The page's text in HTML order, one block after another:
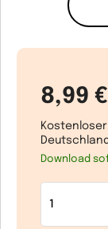
8,99 €
Download